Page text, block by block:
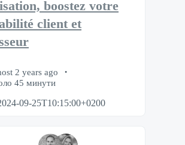
boostez votre
client et
2 years ago
45 минути
09-25T10:15:00+0200